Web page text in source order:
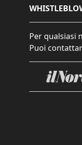
Per qualsiasi
Puoi